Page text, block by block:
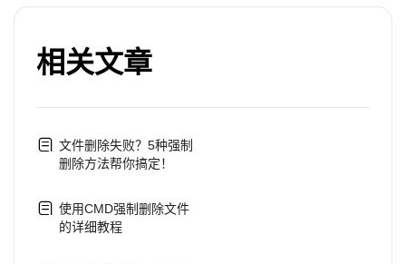
相关文章
文件删除失败？5种强制
删除方法帮你搞定！
使用CMD强制删除文件
的详细教程